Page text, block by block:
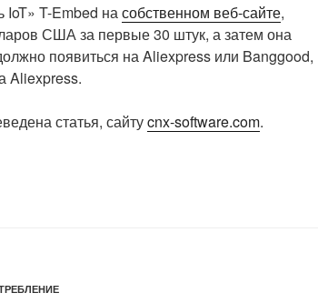
IoT» T-Embed насобственном веб-сайте,
США за первые 30 штук, а затем она
появиться на Aliexpress или Banggood,
Aliexpress.
статья, сайтуcnx-software.com.